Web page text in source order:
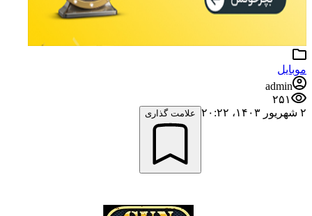
موبایل
admin
۲۵۱
۲ شهریور ۱۴۰۳،‏ ۲۰:۲۲
علامت گذاری